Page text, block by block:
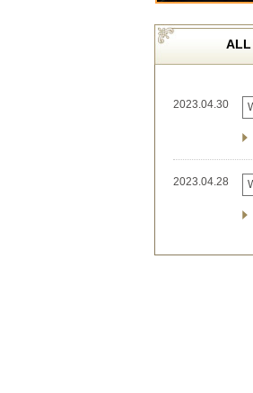
ALL
2023.04.30
2023.04.28